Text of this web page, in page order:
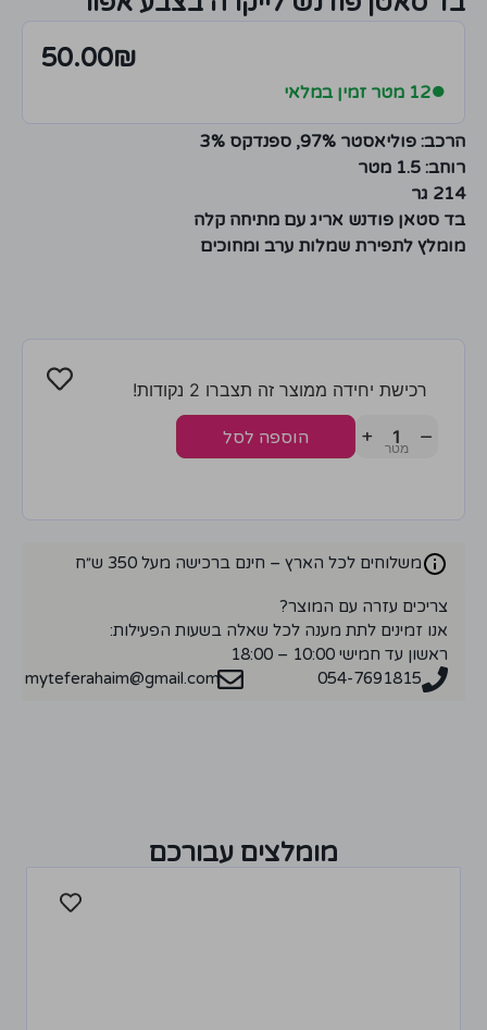
50.00₪
●12 מטר זמין במלאי
הרכב: פוליאסטר 97%, ספנדקס 3%
רוחב: 1.5 מטר
214 גר
בד סטאן פודנש אריג עם מתיחה קלה
מומלץ לתפירת שמלות ערב ומחוכים
רכישת יחידה ממוצר זה תצברו 2 נקודות!
−
+ הוספה לסל
משלוחים לכל הארץ – חינם ברכישה מעל 350 ש״ח
צריכים עזרה עם המוצר?
אנו זמינים לתת מענה לכל שאלה בשעות הפעילות:
ראשון עד חמישי 10:00 – 18:00
054-7691815
myteferahaim@gmail.com
מומלצים עבורכם